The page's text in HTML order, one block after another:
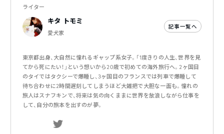
ライター
キタ トモミ
愛犬家
記事一覧へ
東京都出身、大自然に憧れるギャップ系女子。「1度きりの人生、世界を見
てから死にたい！」という想いから20歳で初めての海外旅行へ。2ヶ国目
のタイではタクシーで爆睡し、3ヶ国目のフランスでは列車で爆睡して
待ち合わせに2時間遅刻してしまうほど大雑把で大胆な一面も。憧れの
旅人はスナフキンで、将来は気の向くままに世界を放浪しながら仕事を
して、自分の旅本を出すのが夢。